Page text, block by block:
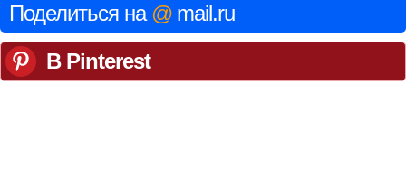
Поделиться на @ mail.ru
В Pinterest